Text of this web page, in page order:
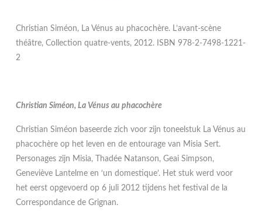
Christian Siméon, La Vénus au phacochère. L’avant-scène
théâtre, Collection quatre-vents, 2012. ISBN 978-2-7498-1221-
2
Christian Siméon, La Vénus au phacochère
Christian Siméon baseerde zich voor zijn toneelstuk La Vénus au
phacochère op het leven en de entourage van Misia Sert.
Personages zijn Misia, Thadée Natanson, Geai Simpson,
Geneviève Lantelme en ‘un domestique’. Het stuk werd voor
het eerst opgevoerd op 6 juli 2012 tijdens het festival de la
Correspondance de Grignan.